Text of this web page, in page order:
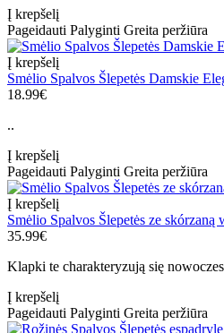
Į krepšelį
Pageidauti Palyginti Greita peržiūra
Į krepšelį
Smėlio Spalvos Šlepetės Damskie
18.99€
..
Į krepšelį
Pageidauti Palyginti Greita peržiūra
Į krepšelį
Smėlio Spalvos Šlepetės ze skórzaną
35.99€
Klapki te charakteryzują się
Į krepšelį
Pageidauti Palyginti Greita peržiūra